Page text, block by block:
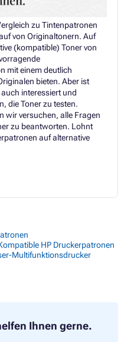
zu Tintenpatronen
von Originaltonern. Auf
(kompatible) Toner von
mit einem deutlich
bieten. Aber ist
interessiert und
die Toner zu testen.
wir versuchen, alle Fragen
zu beantworten. Lohnt
auf alternative
HP Druckerpatronen
Multifunktionsdrucker
Ihnen gerne.